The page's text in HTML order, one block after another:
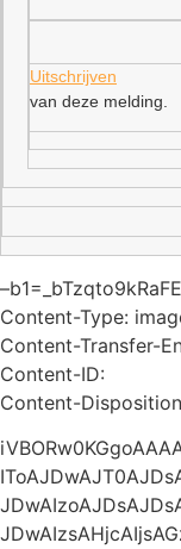
Uitschrijven
van deze melding.
Content-Type:
Content-Transfer-
Content-ID:
Content-